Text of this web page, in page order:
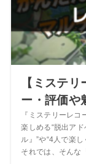
【ミステ
ー・評価や
『ミステリーレ
楽しめる“脱出ア
ル』”や“4人で楽
それでは、そんな